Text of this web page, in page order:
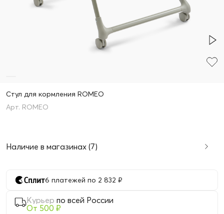
Стул для кормления ROMEO
ROMEO
Наличие в магазинах (7)
6 платежей по 2 832 ₽
Курьер по всей России
От 500 ₽